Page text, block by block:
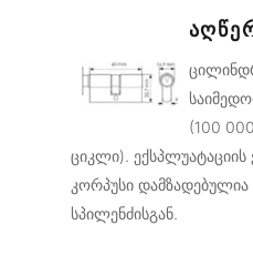
(100
ციკლი). ექსპლუატაციის
კორპუსი
სპილენძისგან.